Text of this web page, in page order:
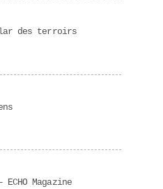
des terroirs
Magazine